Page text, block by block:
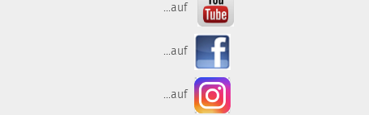
...auf
...auf
...auf